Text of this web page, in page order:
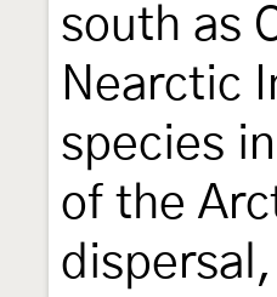
south as
Nearctic
species
of the